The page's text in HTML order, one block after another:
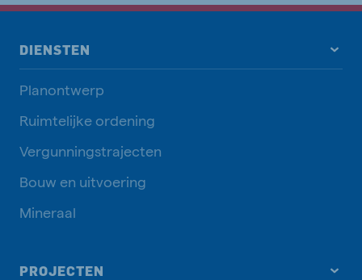
DIENSTEN
Planontwerp
Ruimtelijke ordening
Vergunningstrajecten
Bouw en uitvoering
Mineraal
PROJECTEN